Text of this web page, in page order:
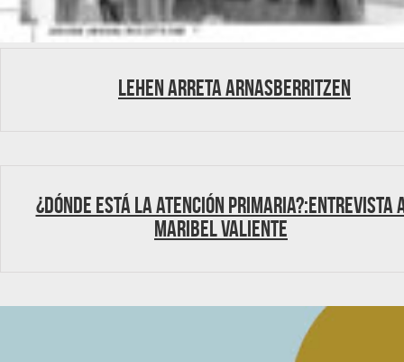
Lehen Arreta Arnasberritzen
¿Dónde está la atención primaria?:Entrevista
Maribel Valiente